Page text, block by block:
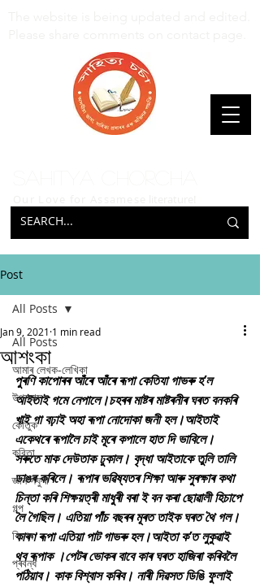
Post
All Posts
আমাৰ লেখক-লেখিকা
উপন্যাস
কৌতুক
কবিতা
জ্ঞান সঁফুৰা
গল্প
বিশেষ
প্ৰবন্ধ
All Posts
আশংকা
Jan 9, 2021 1 min read
পুৰণি কাপোৰৰ আঁৰে আঁৰে ৰূপা কেতিযা গাভৰু হ’ল
আইতাই গমে নেপালে।চহৰৰ মাষ্টৰ মাষ্টৰনীৰ ঘৰত বনকৰি
খাই গা বঢ়াই অহা ৰূপা নোদোকা জনী হল।আইতাই
একেথৰে ৰূপালৈ চাই মূৰে কপালে হাত দি ভাবিলে।
সৰুতে মাক দেউতাক ঢুকাল। বৃদ্ধা আইতাকে তুলি তালি
ডাঙৰ কৰিলে। ৰূপাৰ ভৱিষ্যতৰ শিক্ষা আৰু সুৰক্ষাৰ কথা
চিন্তা কৰি শিক্ষয়ত্ৰী মাধুৰী বৰা ই বন কৰা ছোৱালী হিচাপে
লৈ গৈছিল। এতিয়া পাঁচ বছৰৰ মূৰত তাইক ঘৰত থৈ গল।
কাৰণ ৰূপা এতিয়া পাট গাভৰু হল।আইতা ক’ত লুকুৱাই
থব ৰূপাক ।পেটৰ ভোকৰ বাবে কাৰ ঘৰত হাজিৰা কৰিবলৈ
পঠিয়াব। কাক বিশ্বাস কৰিব। নাৰী দিৱসত ডিঙি ফুলাই